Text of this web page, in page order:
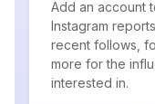
Add an account
Instagram
recent follows,
more for the
interested in.